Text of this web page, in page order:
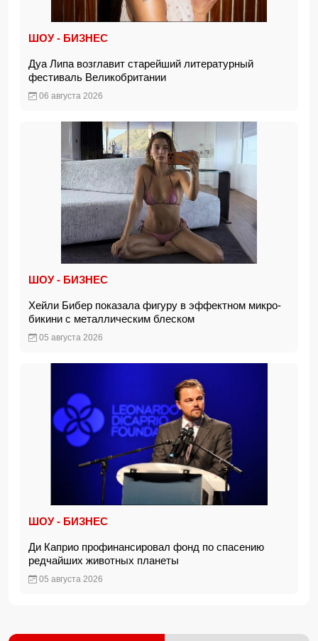
ШОУ - БИЗНЕС
Дуа Липа возглавит старейший литературный
фестиваль Великобритании
06 августа 2026
ШОУ - БИЗНЕС
Хейли Бибер показала фигуру в эффектном микро-
бикини с металлическим блеском
05 августа 2026
ШОУ - БИЗНЕС
Ди Каприо профинансировал фонд по спасению
редчайших животных планеты
05 августа 2026